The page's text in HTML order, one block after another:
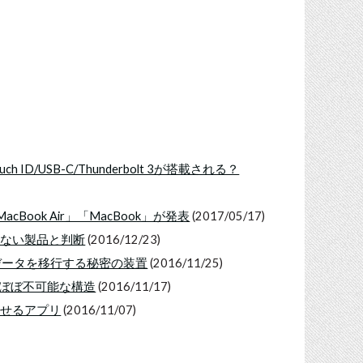
ID/USB-C/Thunderbolt 3が搭載される？
Air」「MacBook」が発表(2017/05/17)
い製品と判断(2016/12/23)
タを移行する秘密の装置(2016/11/25)
ぼ不可能な構造 (2016/11/17)
るアプリ (2016/11/07)